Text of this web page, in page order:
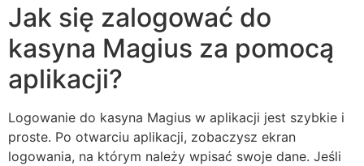
Jak się zalogować do
kasyna Magius za pomocą
aplikacji?
Logowanie do kasyna Magius w aplikacji jest szybkie i
proste. Po otwarciu aplikacji, zobaczysz ekran
logowania, na którym należy wpisać swoje dane. Jeśli